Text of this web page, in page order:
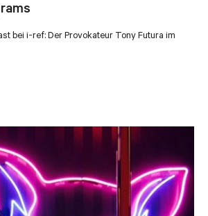
bei i-ref: Der Provokateur Tony Futura im